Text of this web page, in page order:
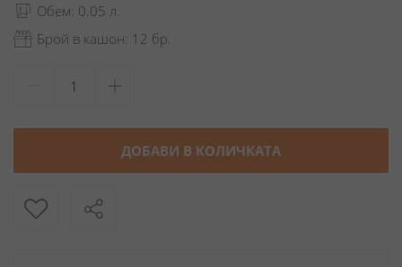
Обем: 0.05 л.
Брой в кашон: 12 бр.
ДОБАВИ В КОЛИЧКАТА